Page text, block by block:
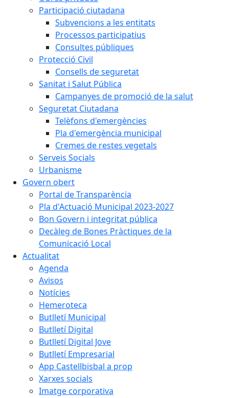
Participació ciutadana
Subvencions a les entitats
Processos participatius
Consultes públiques
Protecció Civil
Consells de seguretat
Sanitat i Salut Pública
Campanyes de promoció de la salut
Seguretat Ciutadana
Telèfons d'emergències
Pla d'emergència municipal
Cremes de restes vegetals
Serveis Socials
Urbanisme
Govern obert
Portal de Transparència
Pla d'Actuació Municipal 2023-2027
Bon Govern i integritat pública
Decàleg de Bones Pràctiques de la
Comunicació Local
Actualitat
Agenda
Avisos
Notícies
Hemeroteca
Butlletí Municipal
Butlletí Digital
Butlletí Digital Jove
Butlletí Empresarial
App Castellbisbal a prop
Xarxes socials
Imatge corporativa